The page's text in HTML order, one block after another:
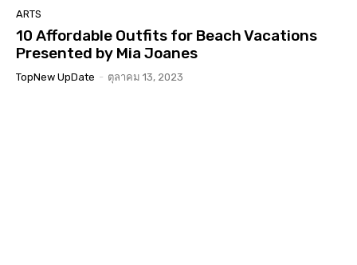
ARTS
10 Affordable Outfits for Beach Vacations
Presented by Mia Joanes
TopNew UpDate - ตุลาคม 13, 2023